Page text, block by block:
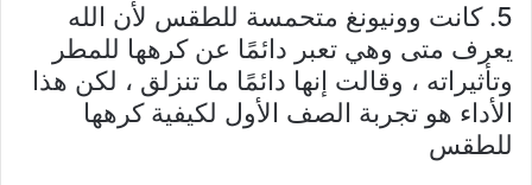
5. كانت وونيونغ متحمسة للطقس لأن الله
يعرف متى وهي تعبر دائمًا عن كرهها للمطر
وتأثيراته ، وقالت إنها دائمًا ما تنزلق ، لكن هذا
الأداء هو تجربة الصف الأول لكيفية كرهها
للطقس